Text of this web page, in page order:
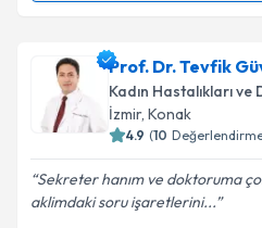
takvim hazırlandığında e-
E-posta Adresiniz
Kişisel verilerimin
Prof. Dr. Tevfik
Kadın Hastalıkları ve
İzmir, Konak
4.9 (10
Sekreter hanım ve doktoruma
aklimdaki soru işaretlerini...